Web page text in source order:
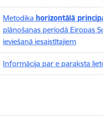
Metodikahorizontālā
plānošanas periodā Eiropas
ieviešanā iesaistītajiem
Informācija par e paraksta